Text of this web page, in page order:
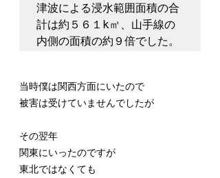
津波による浸水範囲面積の合
計は約５６１k㎡、山手線の
内側の面積の約９倍でした。
当時僕は関西方面にいたので
被害は受けていませんでしたが
その翌年
関東にいったのですが
東北ではなくても